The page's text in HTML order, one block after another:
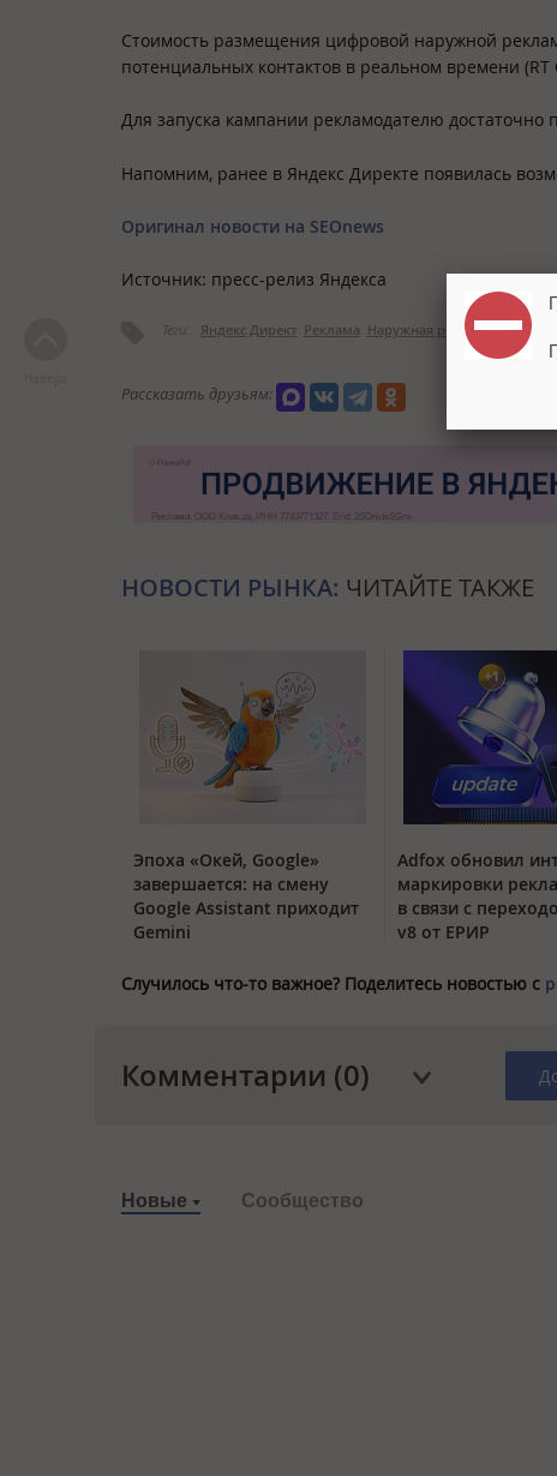
Стоимость размещения цифровой наружной
потенциальных контактов в реальном времени (RT
Для запуска кампании рекламодателю достаточно
Напомним, ранее в Яндекс Директе появилась
Оригинал новости на SEOnews
Источник: пресс-релиз Яндекса
Теги: Яндекс Директ Реклама Наружная реклама
Рассказать друзьям:
НОВОСТИ РЫНКА: ЧИТАЙТЕ ТАКЖЕ
Эпоха «Окей, Google»
завершается: на смену
Google Assistant приходит
Gemini
Adfox обновил
маркировки
в связи с
v8 от ЕРИР
Случилось что-то важное? Поделитесь новостью с
Комментарии (0)
Новые Сообщество